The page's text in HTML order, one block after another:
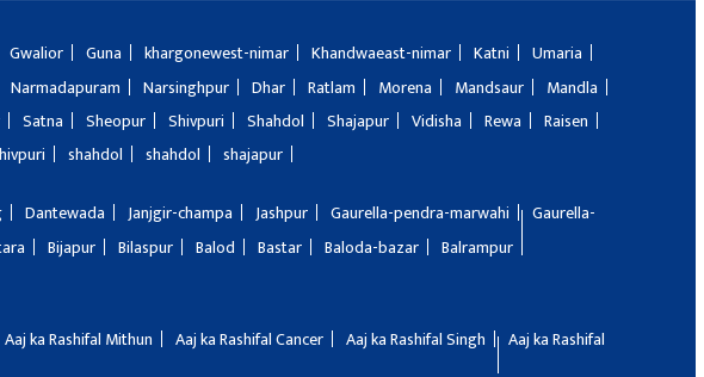
Gwalior Guna khargonewest-nimar Khandwaeast-nimar Katni
Umaria
Narmadapuram Narsinghpur Dhar Ratlam Morena Mandsaur
Mandla
Satna Sheopur Shivpuri Shahdol Shajapur Vidisha Rewa
Raisen
shahdol shahdol shajapur
Dantewada Janjgir-champa Jashpur Gaurella-pendra-marwahi
Gaurella-
Bijapur Bilaspur Balod Bastar Baloda-bazar
Balrampur
Aaj ka Rashifal Mithun Aaj ka Rashifal Cancer Aaj ka Rashifal Singh
Aaj ka Rashifal